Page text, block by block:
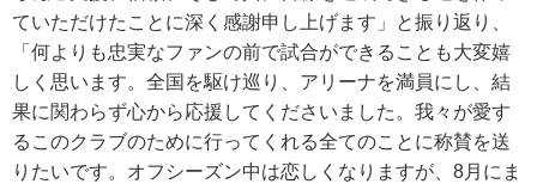
ていただけたことに深く感謝申し上げます」と振り返り、
「何よりも忠実なファンの前で試合ができることも大変嬉
しく思います。全国を駆け巡り、アリーナを満員にし、結
果に関わらず心から応援してくださいました。我々が愛す
るこのクラブのために行ってくれる全てのことに称賛を送
りたいです。オフシーズン中は恋しくなりますが、8月にま